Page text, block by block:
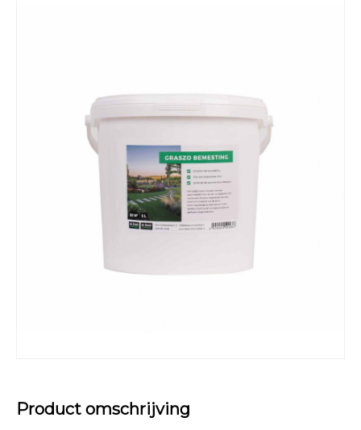
Product omschrijving